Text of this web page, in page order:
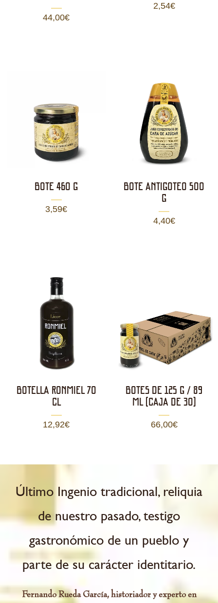
44,00€
2,54€
BOTE 460 g
3,59€
BOTE ANTIGOTEO 500
g
4,40€
BOTELLA RONMIEL 70
CL
12,92€
BOTES DE 125 g / 89
ml (CAJA DE 30)
66,00€
Último Ingenio tradicional, reliquia
de nuestro pasado, testigo
gastronómico de un pueblo y
parte de su carácter identitario.
Fernando Rueda García, historiador y experto en